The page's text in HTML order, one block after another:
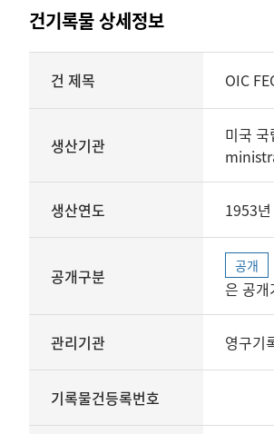
건기록물 상세정보
건 제목 OIC
생산기관
미국
생산연도 1953년
공개구분 공개
은 공개
관리기관 영구기
기록물건등록번호